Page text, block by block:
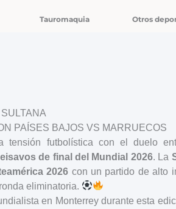
Tauromaquia Otros
PAÍSES BAJOS VS MARRUECOS
tensión futbolística con el duelo
de final del Mundial 2026. La
2026 con un partido de alto
eliminatoria.
en Monterrey durante esta